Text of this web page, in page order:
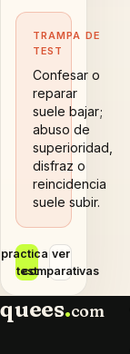
TRAMPA DE
TEST
Confesar o
reparar
suele bajar;
abuso de
superioridad,
disfraz o
reincidencia
suele subir.
practicar
test
ver
comparativas
quees.com